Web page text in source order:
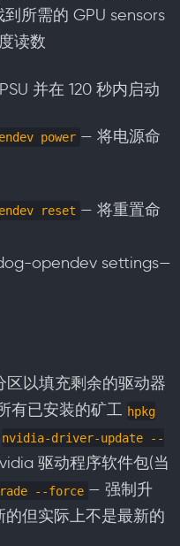
所需的 GPU sensors
读数
并在 120 秒内启动
power — 将电源命
reset — 将重置命
opendev settings—
以填充剩余的驱动器
有已安装的矿工 hpkg
nvidia-driver-update --
驱动程序软件包(当
--force — 强制升
但实际上不是最新的